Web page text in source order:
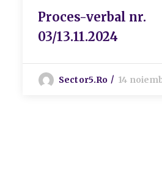
Proces-verbal nr.
03/13.11.2024
Sector5.ro 14